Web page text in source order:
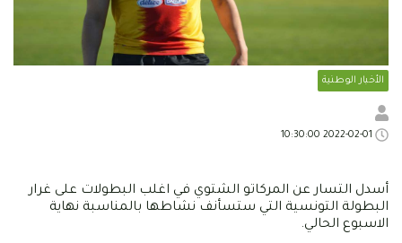
الأخبار الوطنية
أسدل التسار عن المركاتو الشتوي في اغلب البطولات على غرار
البطولة التونسية التي ستسأنف نشاطها بالمناسبة نهاية
الاسبوع الحالي.